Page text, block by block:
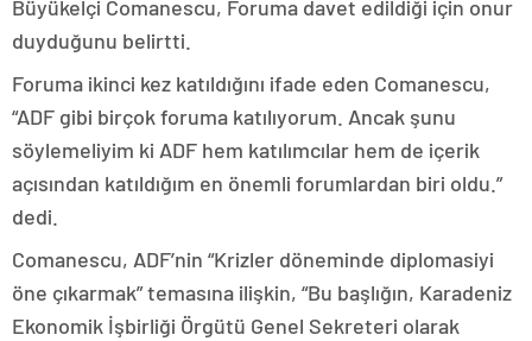
Büyükelçi Comanescu, Foruma davet edildiği için onur
duyduğunu belirtti.
Foruma ikinci kez katıldığını ifade eden Comanescu,
“ADF gibi birçok foruma katılıyorum. Ancak şunu
söylemeliyim ki ADF hem katılımcılar hem de içerik
açısından katıldığım en önemli forumlardan biri oldu.”
dedi.
Comanescu, ADF’nin “Krizler döneminde diplomasiyi
öne çıkarmak” temasına ilişkin, “Bu başlığın, Karadeniz
Ekonomik İşbirliği Örgütü Genel Sekreteri olarak